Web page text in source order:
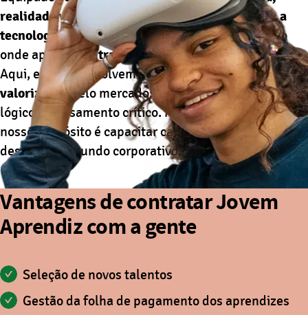
realidade virtual, tablets, lousas digitais e com a
tecnologia Google for Education, o Lab é o espaço
onde aprendizestransformam teoria em prática.
Aqui, eles desenvolvem ashabilidades mais
valorizadaspelo mercado: criatividade, raciocínio
lógico e pensamento crítico. Mais do que preparar,
nosso propósito é capacitar cada jovem para os
desafios do mundo corporativo.
Vantagens de contratar Jovem
Aprendiz com a gente
Seleção de novos talentos
Gestão da folha de pagamento dos aprendizes